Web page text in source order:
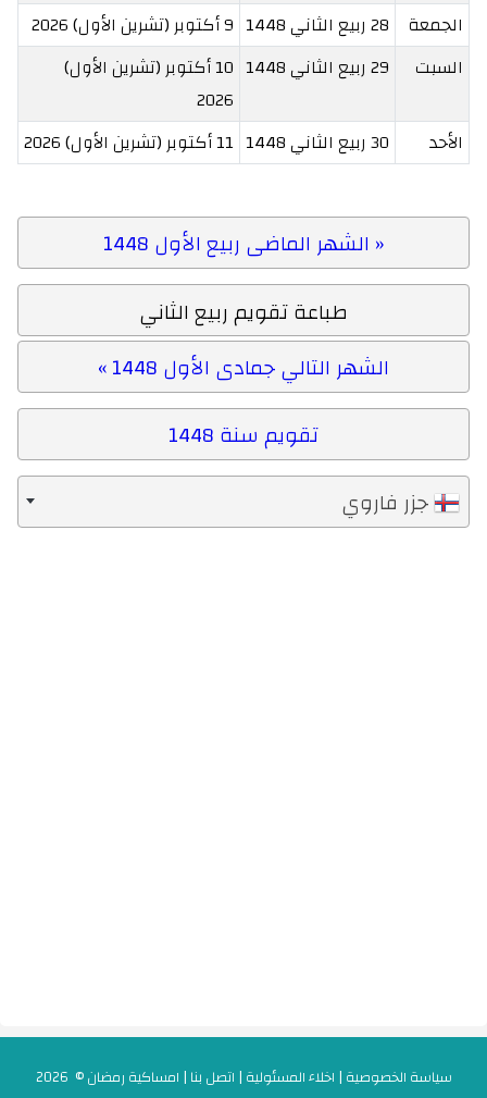
الجمعة
28 ربيع الثاني 1448
9 أكتوبر (تشرين الأول) 2026
السبت
29 ربيع الثاني 1448
10 أكتوبر (تشرين الأول)
2026
الأحد
30 ربيع الثاني 1448 11 أكتوبر (تشرين الأول) 2026
« الشهر الماضى ربيع الأول 1448
طباعة تقويم ربيع الثاني
الشهر التالي جمادى الأول 1448 »
تقويم سنة 1448
جزر فاروي
سياسة الخصوصية | اخلاء المسئولية | اتصل بنا | امساكية رمضان
© 2026